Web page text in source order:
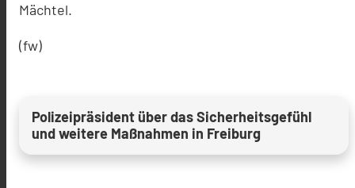
Mächtel.
(fw)
Polizeipräsident über das Sicherheitsgefühl
und weitere Maßnahmen in Freiburg